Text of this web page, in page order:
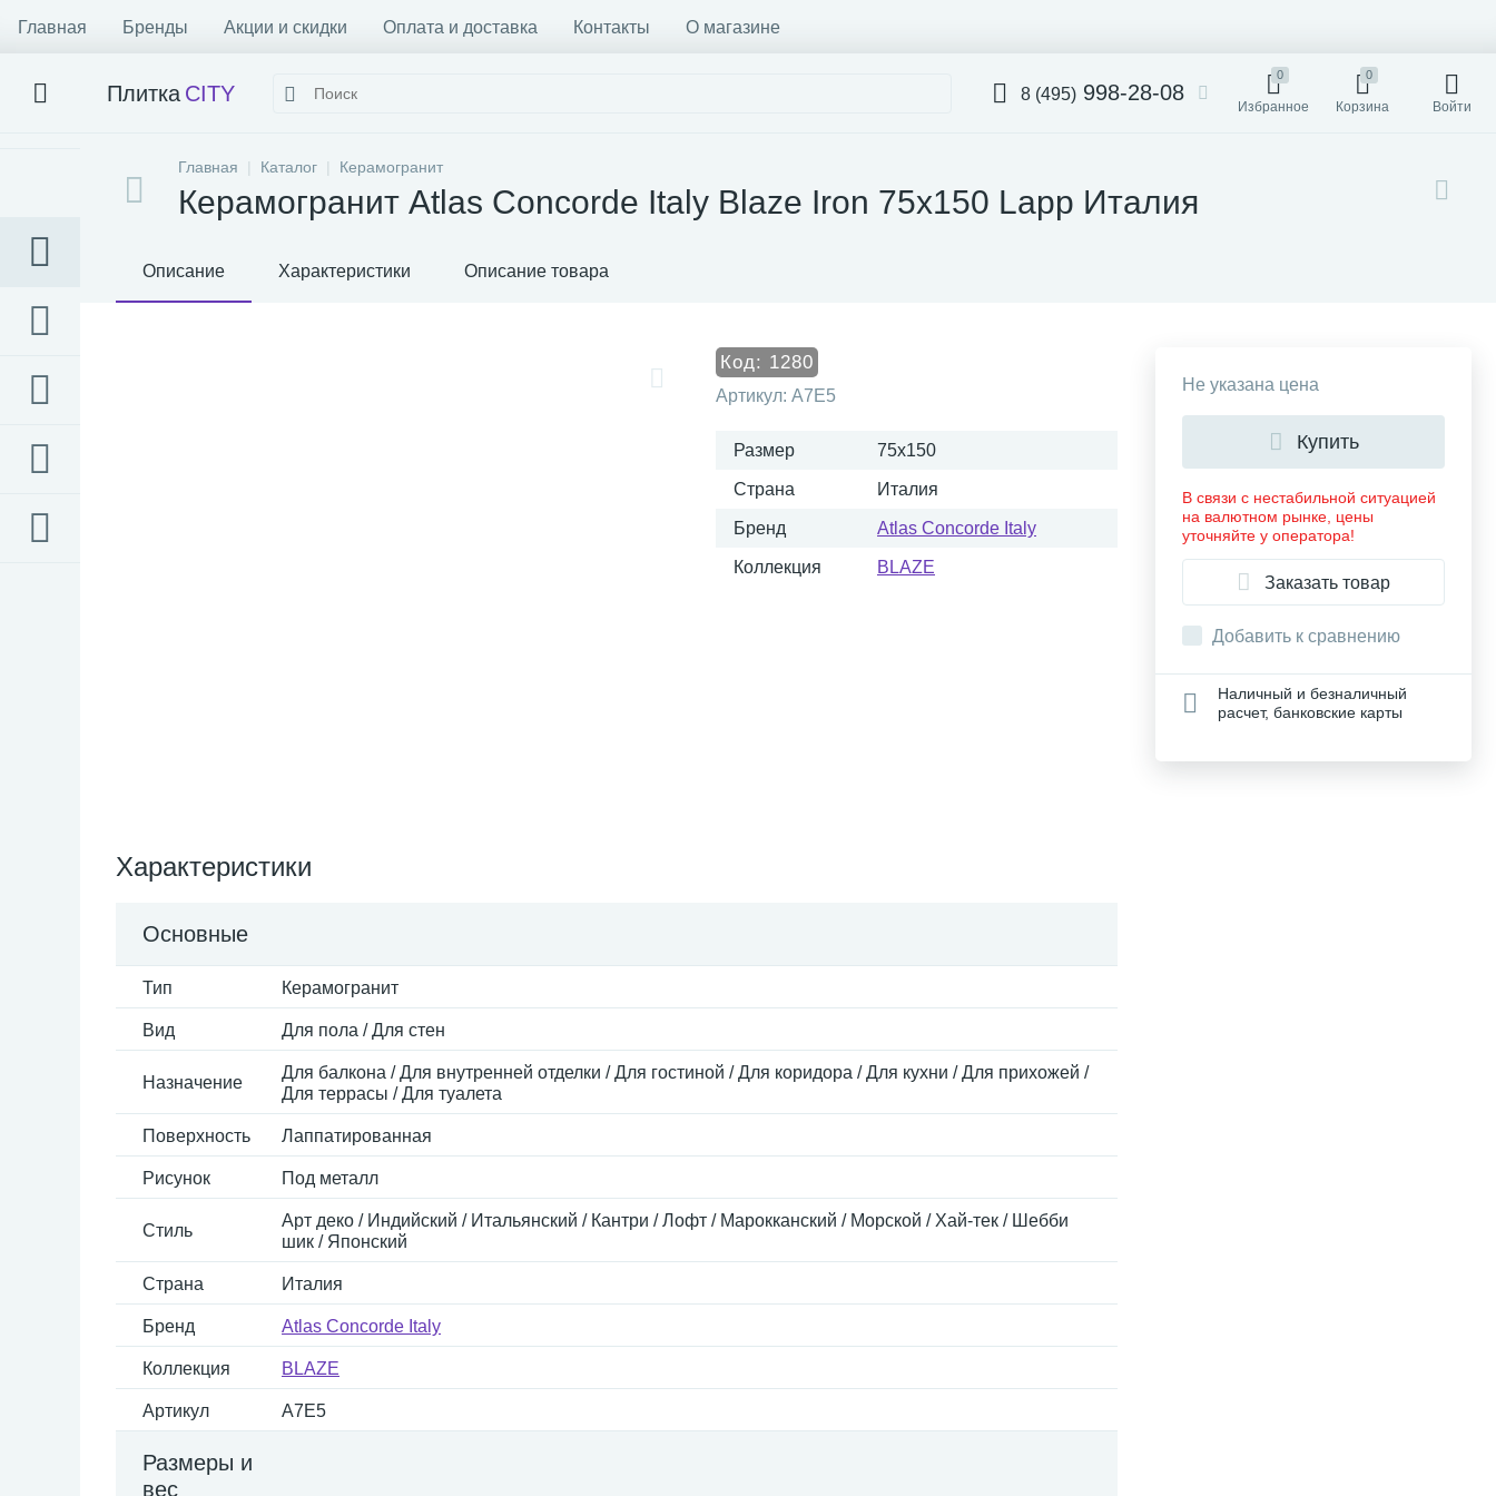
Главная Бренды Акции и скидки Оплата и доставка Контакты О магазине
Плитка CITY 8 (495) 998-28-08
0
Избранное
0
Корзина Войти
Главная Каталог Керамогранит
Керамогранит Atlas Concorde Italy Blaze Iron 75x150 Lapp Италия
Описание Характеристики Описание товара
Код: 1280
Артикул: A7E5
Размер 75x150
Страна Италия
Бренд Atlas Concorde Italy
Коллекция BLAZE
Характеристики
Основные
Тип Керамогранит
Вид Для пола / Для стен
Назначение
Для балкона / Для внутренней отделки / Для гостиной / Для коридора / Для кухни / Для прихожей /
Для террасы / Для туалета
Поверхность Лаппатированная
Рисунок Под металл
Стиль
Арт деко / Индийский / Итальянский / Кантри / Лофт / Марокканский / Морской / Хай-тек / Шебби
шик / Японский
Страна Италия
Бренд Atlas Concorde Italy
Коллекция BLAZE
Артикул A7E5
Размеры и
вес
Не указана цена
Купить
В связи с нестабильной ситуацией
на валютном рынке, цены
уточняйте у оператора!
Заказать товар
Добавить к сравнению
Наличный и безналичный
расчет, банковские карты